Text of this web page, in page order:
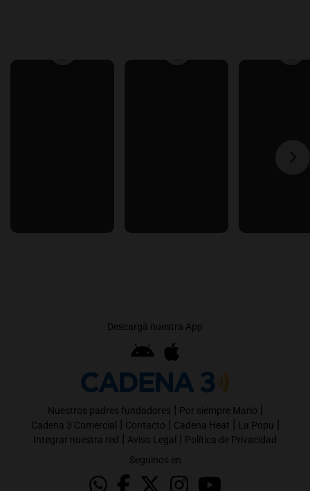
Descargá nuestra App
Nuestros padres fundadores | Por siempre Mario |
Cadena 3 Comercial | Contacto | Cadena Heat | La Popu |
Integrar nuestra red | Aviso Legal | Política de Privacidad
Seguinos en